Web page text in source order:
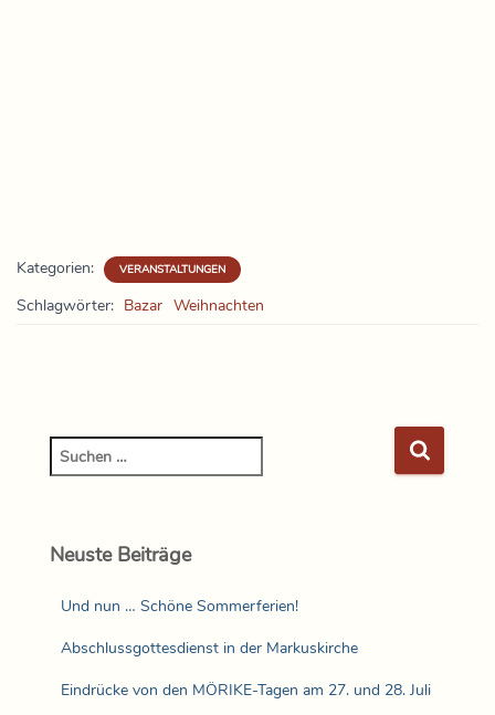
Kategorien: VERANSTALTUNGEN
Schlagwörter: Bazar Weihnachten
Neuste Beiträge
Und nun … Schöne Sommerferien!
Abschlussgottesdienst in der Markuskirche
Eindrücke von den MÖRIKE-Tagen am 27. und 28. Juli